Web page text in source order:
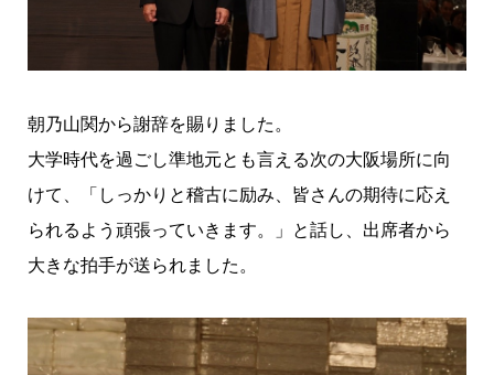
朝乃山関から謝辞を賜りました。
大学時代を過ごし準地元とも言える次の大阪場所に向
けて、「しっかりと稽古に励み、皆さんの期待に応え
られるよう頑張っていきます。」と話し、出席者から
大きな拍手が送られました。